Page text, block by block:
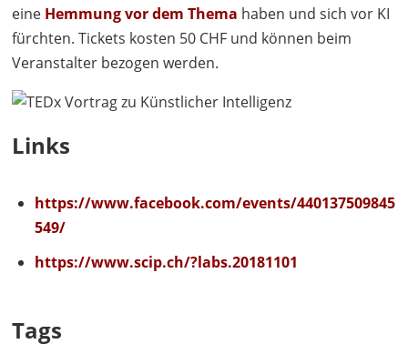
eine Hemmung vor dem Thema haben und sich vor KI
fürchten. Tickets kosten 50 CHF und können beim
Veranstalter bezogen werden.
Links
https://www.facebook.com/events/440137509845
549/
https://www.scip.ch/?labs.20181101
Tags